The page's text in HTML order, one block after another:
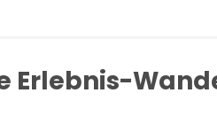
Erlebnis-